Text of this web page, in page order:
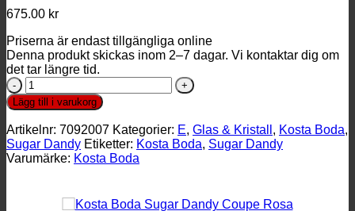
675.00 kr
Priserna är endast tillgängliga online
Denna produkt skickas inom 2–7 dagar. Vi kontaktar dig om
det tar längre tid.
Kosta
Boda
Sugar
Dandy
Coupe
Rosa
Lägg till i varukorg
Artikelnr: 7092007 Kategorier: E, Glas & Kristall , Kosta Boda,
Sugar Dandy Etiketter: Kosta Boda, Sugar Dandy
Varumärke: Kosta Boda